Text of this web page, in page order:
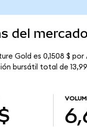
del
Gold es 0,1508 $
bursátil total de